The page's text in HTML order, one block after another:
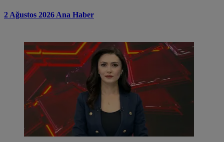
2 Ağustos 2026 Ana Haber